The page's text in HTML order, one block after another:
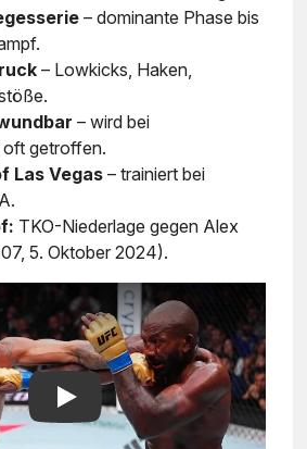
– dominante Phase bis
– Lowkicks, Haken,
– wird bei
getroffen.
Las Vegas – trainiert bei
TKO-Niederlage gegen Alex
5. Oktober 2024).
Play